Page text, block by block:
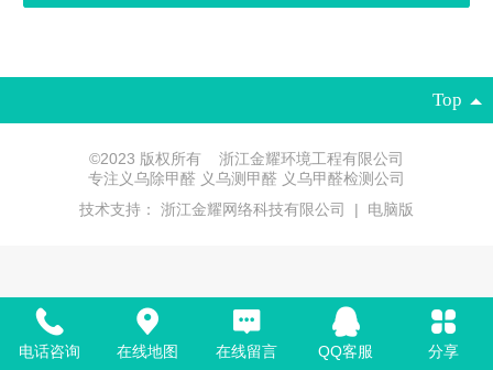
Top
©2023 版权所有 浙江金耀环境工程有限公司
专注义乌除甲醛 义乌测甲醛 义乌甲醛检测公司
技术支持： 浙江金耀网络科技有限公司 | 电脑版
电话咨询 在线地图 在线留言 QQ客服 分享